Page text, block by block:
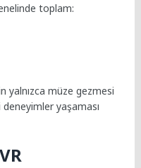
toplam:
yalnızca müze gezmesi
yaşaması